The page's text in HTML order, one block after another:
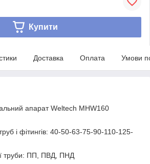
Купити
Доставка Оплата Умови
апарат Weltech MHW160
і фітингів: 40-50-63-75-90-110-125-
труби: ПП, ПВД, ПНД